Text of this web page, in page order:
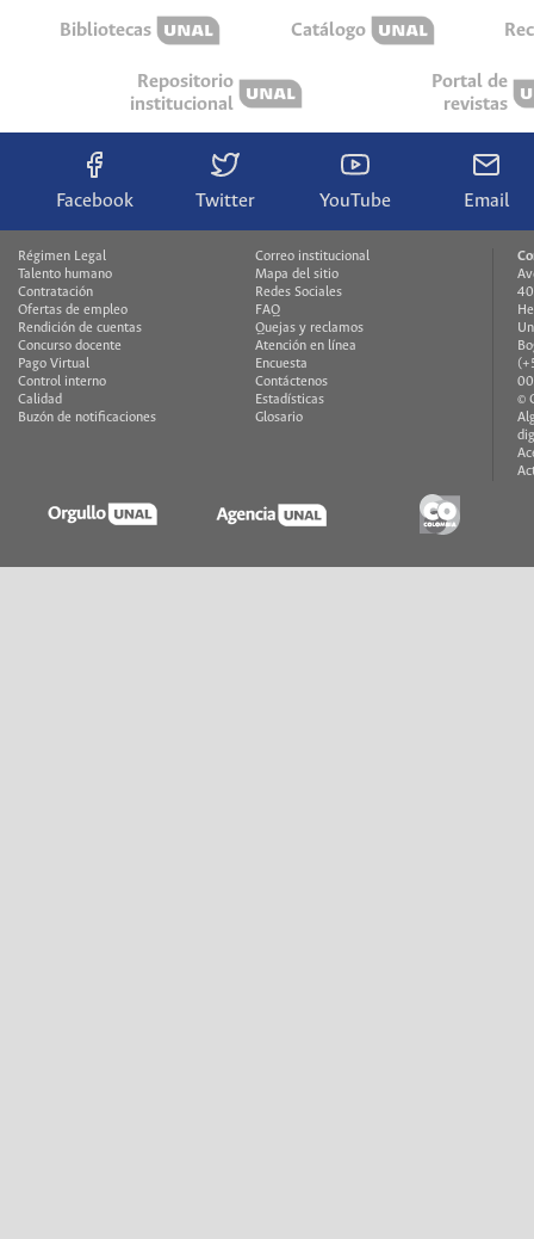
Bibliotecas Catálogo
Repositorio
institucional
Portal de
revistas
Facebook Twitter YouTube Email
Régimen Legal
Talento humano
Contratación
Ofertas de empleo
Rendición de cuentas
Concurso docente
Pago Virtual
Control interno
Calidad
Buzón de notificaciones
Correo institucional
Mapa del sitio
Redes Sociales
FAQ
Quejas y reclamos
Atención en línea
Encuesta
Contáctenos
Estadísticas
Glosario
©